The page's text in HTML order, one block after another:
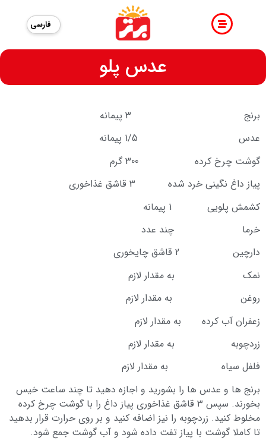
فارسی
عدس پلو
برنج 3 پیمانه
عدس 1/5 پیمانه
گوشت چرخ کرده 300 گرم
پیاز داغ نگینی خرد شده 3 قاشق غذاخوری
کشمش پلویی 1 پیمانه
خرما چند عدد
دارچین 2 قاشق چایخوری
نمک به مقدار لازم
روغن به مقدار لازم
زعفران آب کرده به مقدار لازم
زردچوبه به مقدار لازم
فلفل سیاه به مقدار لازم
برنج ها و عدس ها را بشورید و اجازه دهید تا چند ساعت خیس
بخورند. سپس ۳ قاشق غذاخوری پیاز داغ را با گوشت چرخ کرده
مخلوط کنید. زردچوبه را نیز اضافه کنید و بر روی حرارت قرار بدهید
تا کاملا گوشت با پیاز تفت داده شود و آب گوشت جمع شود.